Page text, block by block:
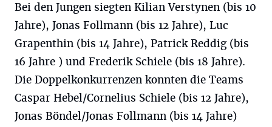
Bei den Jungen siegten Kilian Verstynen (bis 10
Jahre), Jonas Follmann (bis 12 Jahre), Luc
Grapenthin (bis 14 Jahre), Patrick Reddig (bis
16 Jahre ) und Frederik Schiele (bis 18 Jahre).
Die Doppelkonkurrenzen konnten die Teams
Caspar Hebel/Cornelius Schiele (bis 12 Jahre),
Jonas Böndel/Jonas Follmann (bis 14 Jahre)